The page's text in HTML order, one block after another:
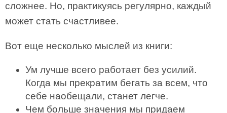
сложнее. Но, практикуясь регулярно, каждый
может стать счастливее.
Вот еще несколько мыслей из книги:
Ум лучше всего работает без усилий.
Когда мы прекратим бегать за всем, что
себе наобещали, станет легче.
Чем больше значения мы придаем